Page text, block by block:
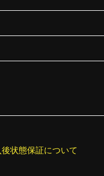
状態保証について